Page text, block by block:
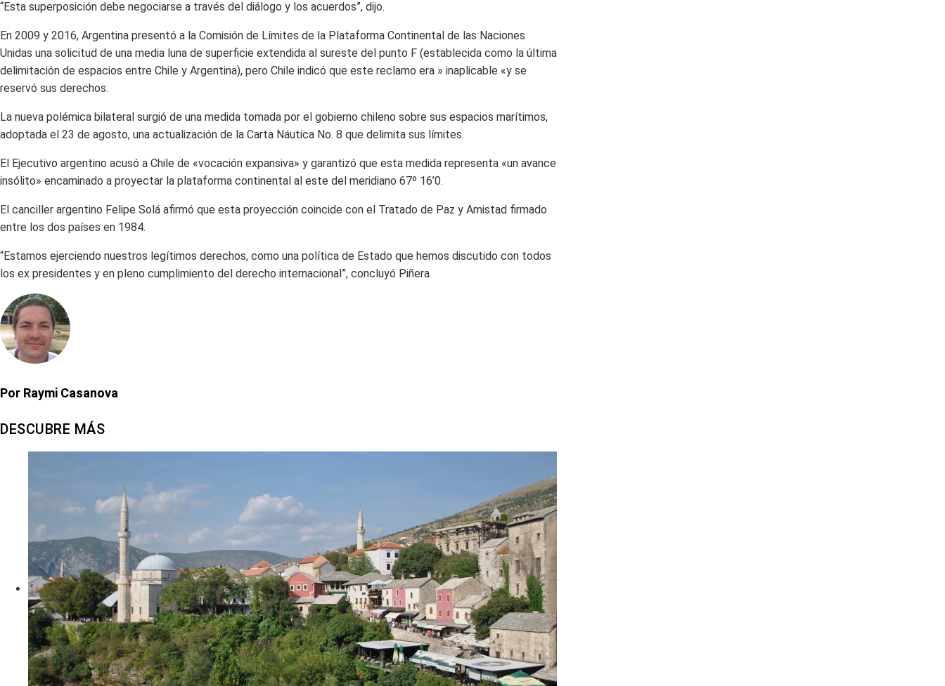
“Esta superposición debe negociarse a través del diálogo y los acuerdos”, dijo.
En 2009 y 2016, Argentina presentó a la Comisión de Límites de la Plataforma Continental de las Naciones
Unidas una solicitud de una media luna de superficie extendida al sureste del punto F (establecida como la última
delimitación de espacios entre Chile y Argentina), pero Chile indicó que este reclamo era » inaplicable «y se
reservó sus derechos.
La nueva polémica bilateral surgió de una medida tomada por el gobierno chileno sobre sus espacios marítimos,
adoptada el 23 de agosto, una actualización de la Carta Náutica No. 8 que delimita sus límites.
El Ejecutivo argentino acusó a Chile de «vocación expansiva» y garantizó que esta medida representa «un avance
insólito» encaminado a proyectar la plataforma continental al este del meridiano 67º 16’0.
El canciller argentino Felipe Solá afirmó que esta proyección coincide con el Tratado de Paz y Amistad firmado
entre los dos países en 1984.
“Estamos ejerciendo nuestros legítimos derechos, como una política de Estado que hemos discutido con todos
los ex presidentes y en pleno cumplimiento del derecho internacional”, concluyó Piñera.
Por Raymi Casanova
DESCUBRE MÁS